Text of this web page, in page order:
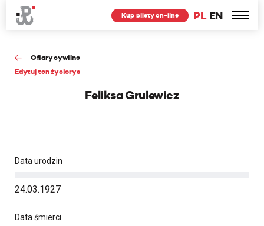
PL EN
Kup bilety on-line
Ofiary cywilne
Edytuj ten życiorys
Feliksa Grulewicz
Data urodzin
24.03.1927
Data śmierci